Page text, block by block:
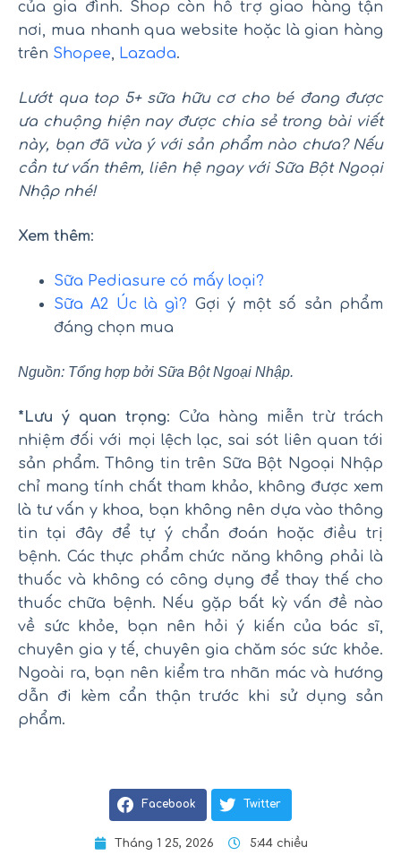
của gia đình. Shop còn hỗ trợ giao hàng tận
nơi, mua nhanh qua website hoặc là gian hàng
trên Shopee, Lazada.
Lướt qua top 5+ sữa hữu cơ cho bé đang được
ưa chuộng hiện nay được chia sẻ trong bài viết
này, bạn đã vừa ý với sản phẩm nào chưa? Nếu
cần tư vấn thêm, liên hệ ngay với Sữa Bột Ngoại
Nhập nhé!
Xem thêm:
Sữa Pediasure có mấy loại?
Sữa A2 Úc là gì? Gợi ý một số sản phẩm
đáng chọn mua
Nguồn: Tổng hợp bởi Sữa Bột Ngoại Nhập.
*Lưu ý quan trọng: Cửa hàng miễn trừ trách
nhiệm đối với mọi lệch lạc, sai sót liên quan tới
sản phẩm. Thông tin trên Sữa Bột Ngoại Nhập
chỉ mang tính chất tham khảo, không được xem
là tư vấn y khoa, bạn không nên dựa vào thông
tin tại đây để tự ý chẩn đoán hoặc điều trị
bệnh. Các thực phẩm chức năng không phải là
thuốc và không có công dụng để thay thế cho
thuốc chữa bệnh. Nếu gặp bất kỳ vấn đề nào
về sức khỏe, bạn nên hỏi ý kiến của bác sĩ,
chuyên gia y tế, chuyên gia chăm sóc sức khỏe.
Ngoài ra, bạn nên kiểm tra nhãn mác và hướng
dẫn đi kèm cẩn thận trước khi sử dụng sản
phẩm.
Facebook Twitter
Tháng 1 25, 2026 5:44 chiều